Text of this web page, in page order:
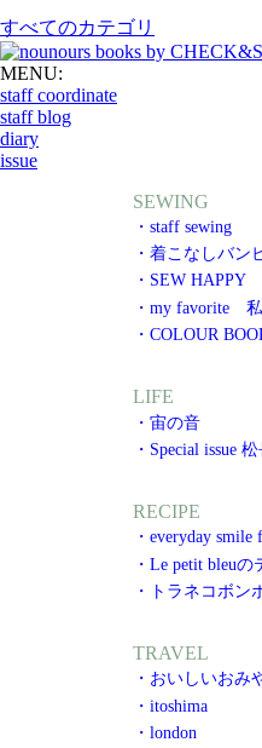
すべてのカテゴリ
MENU:
staff coordinate
staff blog
diary
issue
SEWING
・staff sewing
・着こなしバン
・SEW HAPPY
・my favorite
・COLOUR
LIFE
・宙の音
・Special issue
RECIPE
・everyday smile
・Le petit bleu
・トラネコボン
TRAVEL
・おいしいおみ
・itoshima
・london